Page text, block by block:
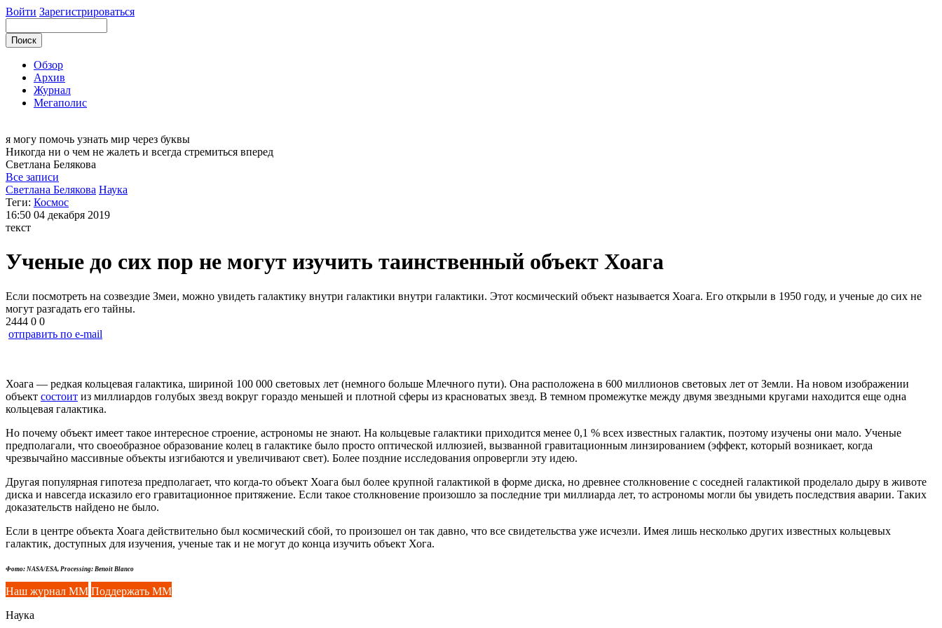
Войти Зарегистрироваться
Обзор
Архив
Журнал
Мегаполис
я могу помочь узнать мир через буквы
Никогда ни о чем не жалеть и всегда стремиться вперед
Светлана Белякова
Все записи
Светлана Белякова Наука
Теги: Космос
16:50 04 декабря 2019
текст
Ученые до сих пор не могут изучить таинственный объект Хоага
Если посмотреть на созвездие Змеи, можно увидеть галактику внутри галактики внутри галактики. Этот космический объект называется Хоага. Его открыли в 1950 году, и ученые до сих не
могут разгадать его тайны.
2444 0 0
отправить по e-mail
Хоага — редкая кольцевая галактика, шириной 100 000 световых лет (немного больше Млечного пути). Она расположена в 600 миллионов световых лет от Земли. На новом изображении
объект состоит из миллиардов голубых звезд вокруг гораздо меньшей и плотной сферы из красноватых звезд. В темном промежутке между двумя звездными кругами находится еще одна
кольцевая галактика.
Но почему объект имеет такое интересное строение, астрономы не знают. На кольцевые галактики приходится менее 0,1 % всех известных галактик, поэтому изучены они мало. Ученые
предполагали, что своеобразное образование колец в галактике было просто оптической иллюзией, вызванной гравитационным линзированием (эффект, который возникает, когда
чрезвычайно массивные объекты изгибаются и увеличивают свет). Более поздние исследования опровергли эту идею.
Другая популярная гипотеза предполагает, что когда-то объект Хоага был более крупной галактикой в ​​форме диска, но древнее столкновение с соседней галактикой проделало дыру в животе
диска и навсегда исказило его гравитационное притяжение. Если такое столкновение произошло за последние три миллиарда лет, то астрономы могли бы увидеть последствия аварии. Таких
доказательств найдено не было.
Если в центре объекта Хоага действительно был космический сбой, то произошел он так давно, что все свидетельства уже исчезли. Имея лишь несколько других известных кольцевых
галактик, доступных для изучения, ученые так и не могут до конца изучить объект Хога.
Фото: NASA/ESA, Processing: Benoit Blanco
Наш журнал ММ Поддержать ММ
Наука